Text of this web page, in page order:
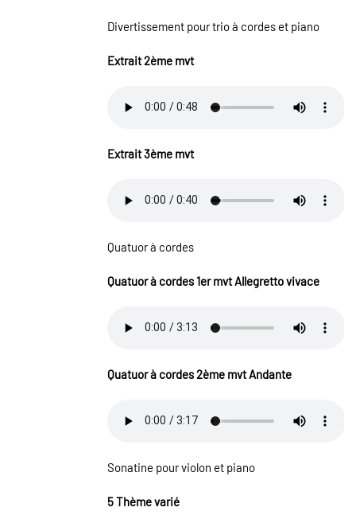
Divertissement pour trio à cordes et piano
Extrait 2ème mvt
Extrait 3ème mvt
Quatuor à cordes
Quatuor à cordes 1er mvt Allegretto vivace
Quatuor à cordes 2ème mvt Andante
Sonatine pour violon et piano
5 Thème varié